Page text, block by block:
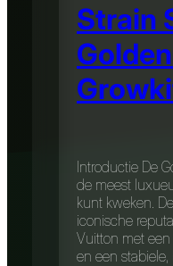
Strain
Introductie De
de meest
kunt kweken.
iconische
Vuitton met
en een stabiele,